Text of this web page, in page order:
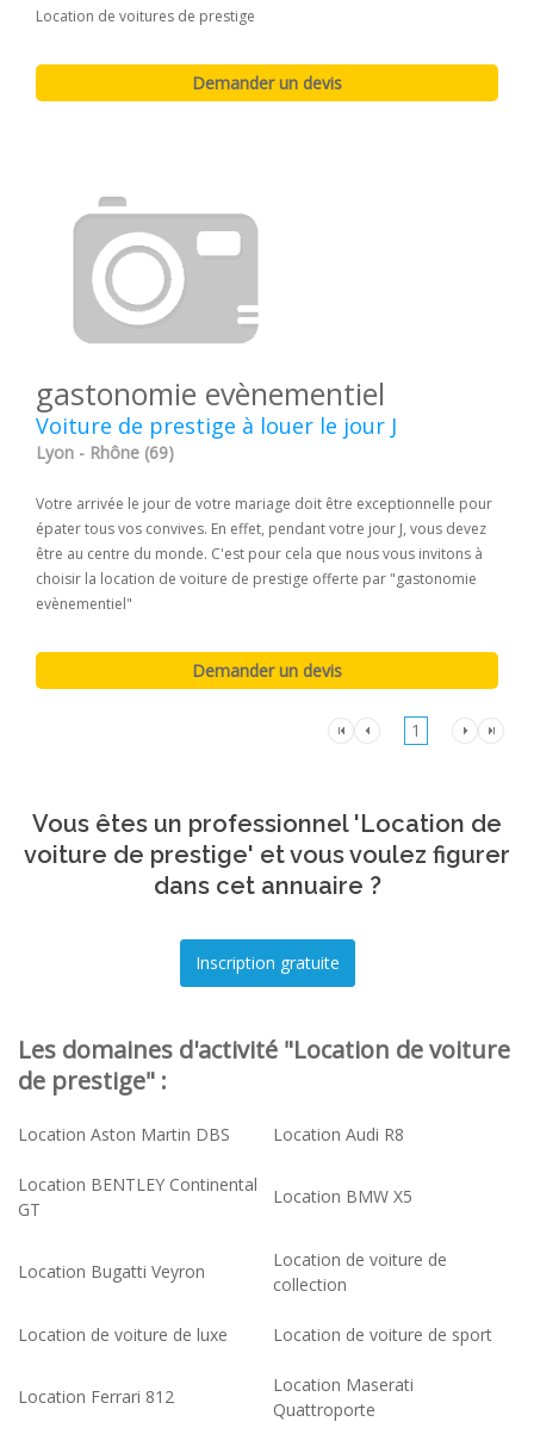
Location de voitures de prestige
gastonomie evènementiel
Voiture de prestige à louer le jour J
Lyon - Rhône (69)
Votre arrivée le jour de votre mariage doit être exceptionnelle pour
épater tous vos convives. En effet, pendant votre jour J, vous devez
être au centre du monde. C'est pour cela que nous vous invitons à
choisir la location de voiture de prestige offerte par "gastonomie
evènementiel"
1
Vous êtes un professionnel 'Location de
voiture de prestige' et vous voulez figurer
dans cet annuaire ?
Les domaines d'activité "Location de voiture
de prestige" :
Location Aston Martin DBS Location Audi R8
Location BENTLEY Continental
GT
Location BMW X5
Location Bugatti Veyron
Location de voiture de
collection
Location de voiture de luxe Location de voiture de sport
Location Ferrari 812
Location Maserati
Quattroporte